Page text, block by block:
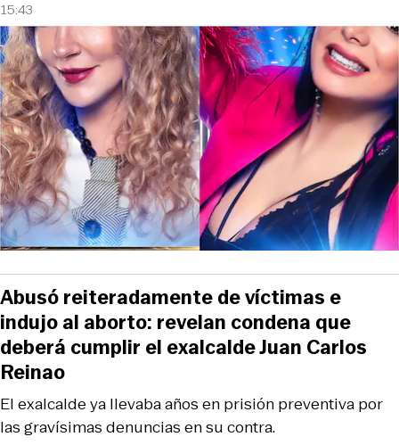
15:43
El exalcalde ya llevaba años en prisión preventiva por
las gravísimas denuncias en su contra.
Abusó reiteradamente de víctimas e
indujo al aborto: revelan condena que
deberá cumplir el exalcalde Juan Carlos
Reinao